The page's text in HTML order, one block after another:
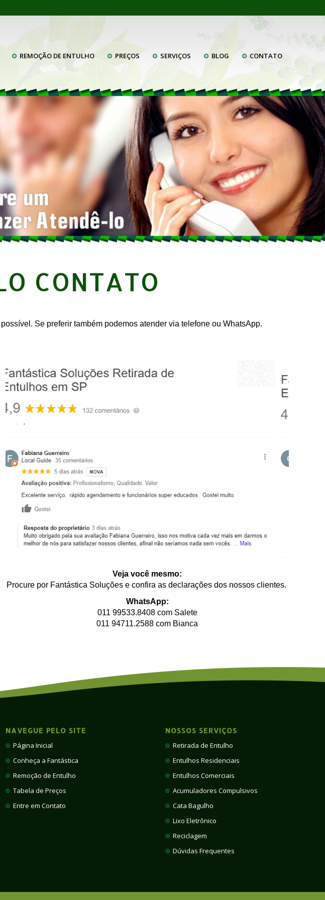
REMOÇÃO DE ENTULHO PREÇOS SERVIÇOS BLOG CONTATO
CONTATO
Se preferir também podemos atender via telefone ou WhatsApp.
Veja você mesmo:
Procure por Fantástica Soluções e confira as declarações dos nossos clientes.
WhatsApp:
011 99533.8408 com Salete
011 94711.2588 com Bianca
NAVEGUE PELO SITE
Página Inicial
Conheça a Fantástica
Remoção de Entulho
Tabela de Preços
Entre em Contato
NOSSOS SERVIÇOS
Retirada de Entulho
Entulhos Residenciais
Entulhos Comerciais
Acumuladores Compulsivos
Cata Bagulho
Lixo Eletrônico
Reciclagem
Dúvidas Frequentes